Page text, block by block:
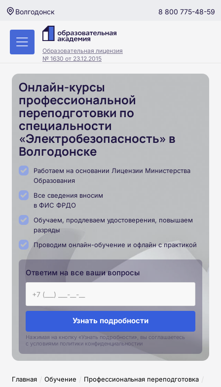
Волгодонск 8 800 775-48-59
Образовательная лицензия
№ 1630 от 23.12.2015
Онлайн-курсы
профессиональной
переподготовки по
специальности
«Электробезопасность» в
Волгодонске
Работаем на основании Лицензии Министерства
Образования
Все сведения вносим
в ФИС ФРДО
Обучаем, продлеваем удостоверения, повышаем
разряды
Проводим онлайн-обучение и офлайн с практикой
Ответим на все ваши вопросы
Узнать подробности
Нажимая на кнопку «Узнать подробности», вы соглашаетесь
с условиями политики конфиденциальностии
Главная / Обучение / Профессиональная переподготовка /